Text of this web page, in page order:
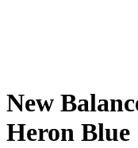
New
Heron Blue